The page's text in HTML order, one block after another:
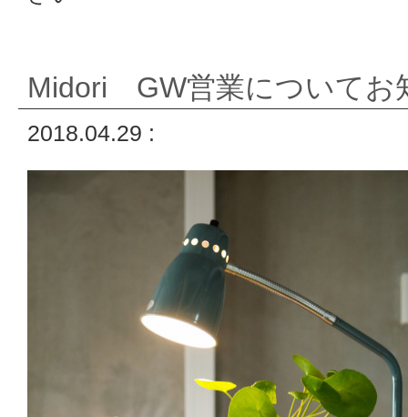
Midori GW営業についてお
2018.04.29 :